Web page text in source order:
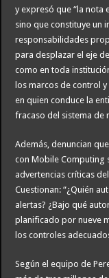
y expresó que “la nota
sino que constituye un
responsabilidades
para desplazar el eje
como en toda
los marcos de control
en quien conduce la
fracaso del sistema de
Además, denuncian
con Mobile Computing
advertencias críticas
Cuestionan: “¿Quién
alertas? ¿Bajo qué
planificado por nueve
los controles
Según el equipo de